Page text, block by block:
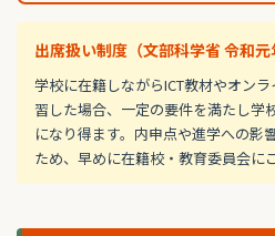
出席扱い制度（文部科学省 令和元
学校に在籍しながらICT教材やオン
習した場合、一定の要件を満たし学
になり得ます。内申点や進学への影
ため、早めに在籍校・教育委員会に